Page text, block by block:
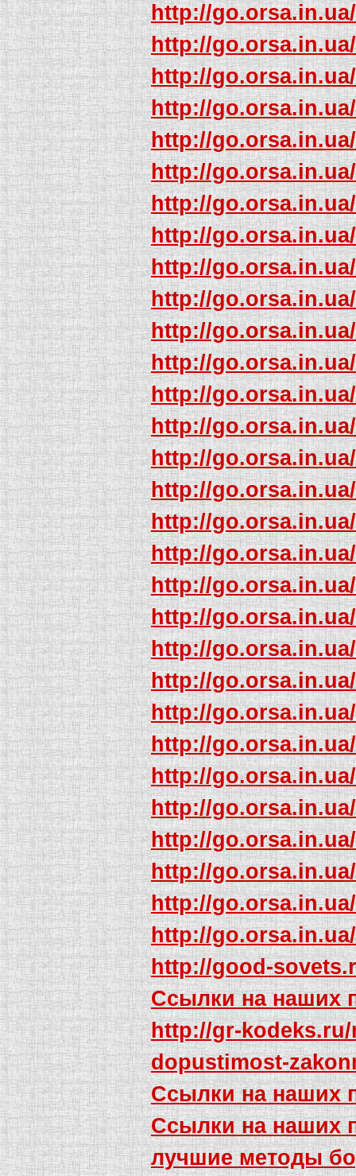
http://
http://
http://
http://
http://
http://
http://
http://
http://
http://
http://
http://
http://
http://
http://
http://
http://
http://
http://
http://
http://
http://
http://
http://
http://
http://
http://
http://
http://
http://
http://good-
Ссылки на наших
http://gr-
dopustimost-
Ссылки на наших
Ссылки на наших
лучшие методы